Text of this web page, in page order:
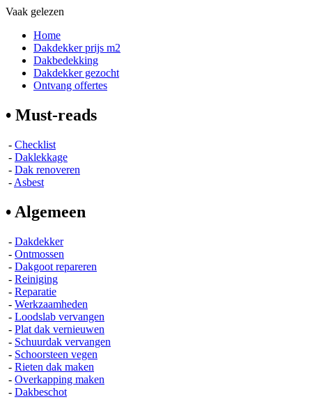
Vaak gelezen
Home
Dakdekker prijs m2
Dakbedekking
Dakdekker gezocht
Ontvang offertes
• Must-reads
- Checklist
- Daklekkage
- Dak renoveren
- Asbest
• Algemeen
- Dakdekker
- Ontmossen
- Dakgoot repareren
- Reiniging
- Reparatie
- Werkzaamheden
- Loodslab vervangen
- Plat dak vernieuwen
- Schuurdak vervangen
- Schoorsteen vegen
- Rieten dak maken
- Overkapping maken
- Dakbeschot